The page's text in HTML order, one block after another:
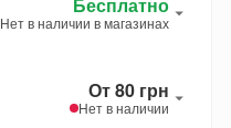
Бесплатно
Нет в наличии в магазинах
От 80 грн
Нет в наличии